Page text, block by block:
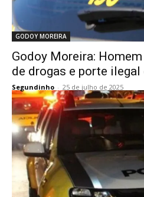
GODOY MOREIRA
Godoy Moreira:
de drogas e porte ilegal
Segundinho - 25 de julho de 2025